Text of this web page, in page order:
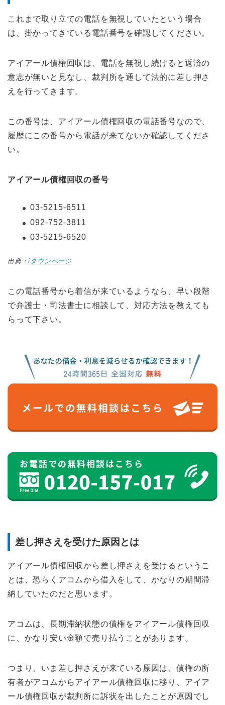
これまで取り立ての電話を無視していたという場合
は、掛かってきている電話番号を確認してください。
アイアール債権回収は、電話を無視し続けると返済の
意志が無いと見なし、裁判所を通して法的に差し押さ
えを行ってきます。
この番号は、アイアール債権回収の電話番号なので、
履歴にこの番号から電話が来てないか確認してくださ
い。
アイアール債権回収の番号
03-5215-6511
092-752-3811
03-5215-6520
出典：iタウンページ
この電話番号から着信が来ているようなら、早い段階
で弁護士・司法書士に相談して、対応方法を教えても
らって下さい。
差し押さえを受けた原因とは
アイアール債権回収から差し押さえを受けるというこ
とは、恐らくアコムから借入をして、かなりの期間滞
納していたのだと思います。
アコムは、長期滞納状態の債権をアイアール債権回収
に、かなり安い金額で売り払うことがあります。
つまり、いま差し押さえが来ている原因は、債権の所
有者がアコムからアイアール債権回収に移り、アイア
ール債権回収が裁判所に訴状を出したことが原因でし